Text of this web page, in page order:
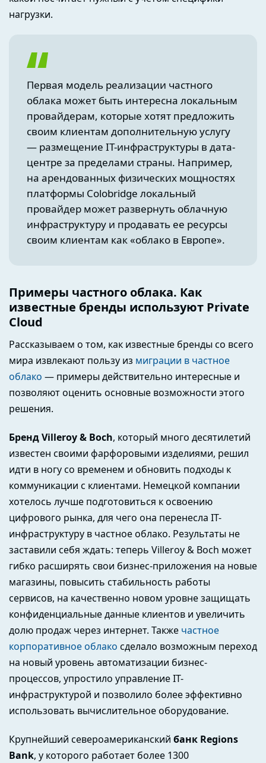
нагрузки.
Первая модель реализации частного
облака может быть интересна локальным
провайдерам, которые хотят предложить
своим клиентам дополнительную услугу
— размещение IT-инфраструктуры в дата-
центре за пределами страны. Например,
на арендованных физических мощностях
платформы Colobridge локальный
провайдер может развернуть облачную
инфраструктуру и продавать ее ресурсы
своим клиентам как «облако в Европе».
Примеры частного облака. Как
известные бренды используют Private
Cloud
Рассказываем о том, как известные бренды со всего
мира извлекают пользу из миграции в частное
облако — примеры действительно интересные и
позволяют оценить основные возможности этого
решения.
Бренд Villeroy & Boch, который много десятилетий
известен своими фарфоровыми изделиями, решил
идти в ногу со временем и обновить подходы к
коммуникации с клиентами. Немецкой компании
хотелось лучше подготовиться к освоению
цифрового рынка, для чего она перенесла IT-
инфраструктуру в частное облако. Результаты не
заставили себя ждать: теперь Villeroy & Boch может
гибко расширять свои бизнес-приложения на новые
магазины, повысить стабильность работы
сервисов, на качественно новом уровне защищать
конфиденциальные данные клиентов и увеличить
долю продаж через интернет. Также частное
корпоративное облако сделало возможным переход
на новый уровень автоматизации бизнес-
процессов, упростило управление IT-
инфраструктурой и позволило более эффективно
использовать вычислительное оборудование.
Крупнейший североамериканский банк Regions
Bank, у которого работает более 1300